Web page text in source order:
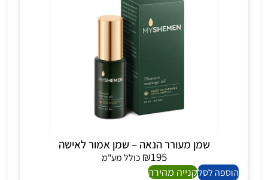
שמן מעורר הנאה – שמן אמור לאישה
₪195
כולל מע"מ
הוספה לסלקנייה מהירה